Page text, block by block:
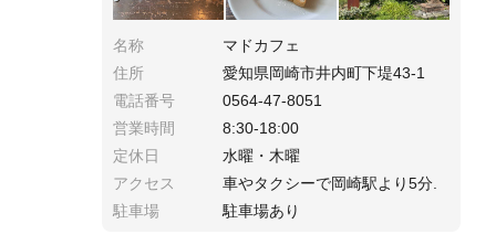
名称
マドカフェ
住所
愛知県岡崎市井内町下堤43-1
電話番号
0564-47-8051
営業時間
8:30-18:00
定休日
水曜・木曜
アクセス
車やタクシーで岡崎駅より5分.
駐車場
駐車場あり